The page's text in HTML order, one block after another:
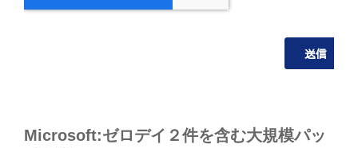
Microsoft:ゼロデイ２件を含む大規模パッ